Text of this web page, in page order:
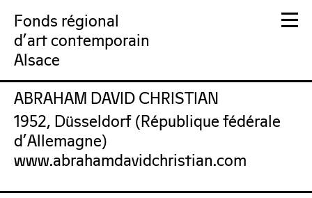
Fonds régional
d'art contemporain
Alsace
FRAC Alsace
ABRAHAM DAVID CHRISTIAN
1952, Düsseldorf (République fédérale
d'Allemagne)
www.abrahamdavidchristian.com